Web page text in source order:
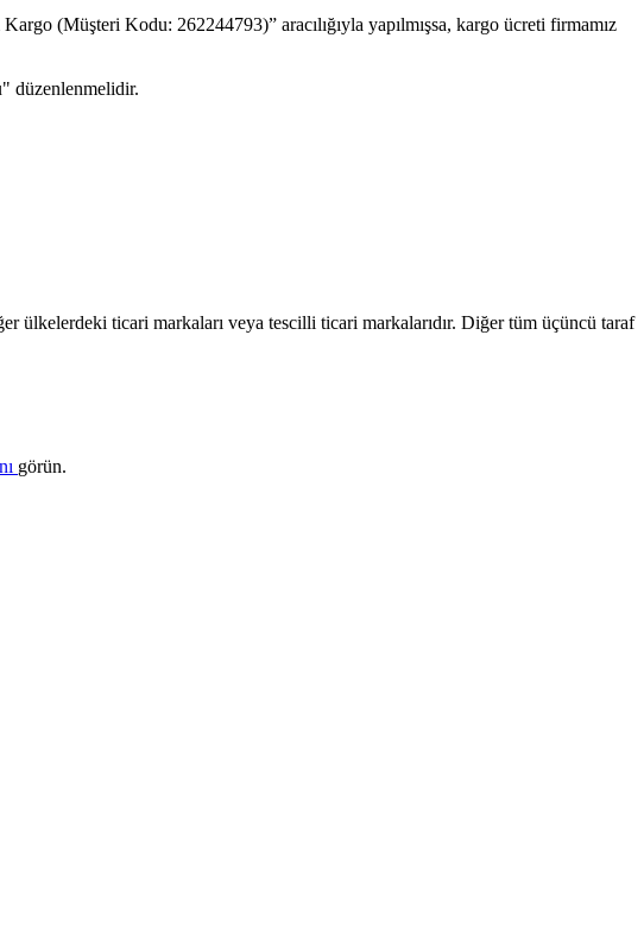
(Müşteri Kodu: 262244793)” aracılığıyla yapılmışsa, kargo ücreti firmamız
düzenlenmelidir.
ülkelerdeki ticari markaları veya tescilli ticari markalarıdır. Diğer tüm üçüncü taraf
görün.